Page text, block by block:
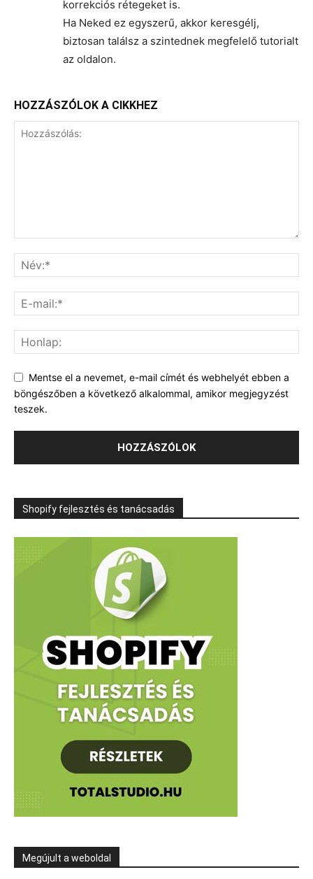
korrekciós rétegeket is.
Ha Neked ez egyszerű, akkor keresgélj,
biztosan találsz a szintednek megfelelő tutorialt
az oldalon.
HOZZÁSZÓLOK A CIKKHEZ
Mentse el a nevemet, e-mail címét és webhelyét ebben a
böngészőben a következő alkalommal, amikor megjegyzést
teszek.
Shopify fejlesztés és tanácsadás
Megújult a weboldal